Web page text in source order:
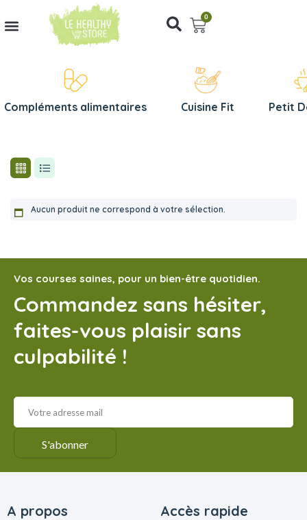
0
Compléments alimentaires Cuisine Fit Petit
Aucun produit ne correspond à votre sélection.
Vos courses saines, pour un bien-être quotidien.
Commandez sans hésiter,
faites-vous plaisir sans
culpabilité !
A propos Accès rapide